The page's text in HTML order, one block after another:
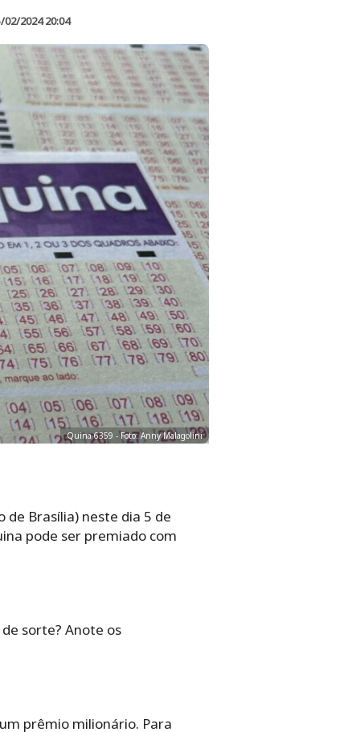
02/2024 20:04
Quina 6359 - Foto: Anny Malagolini
de Brasília) neste dia 5 de
pode ser premiado com
sorte? Anote os
prêmio milionário. Para